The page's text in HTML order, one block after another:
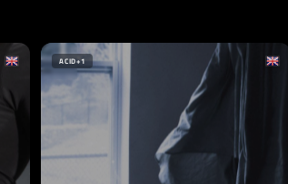
ACID+1